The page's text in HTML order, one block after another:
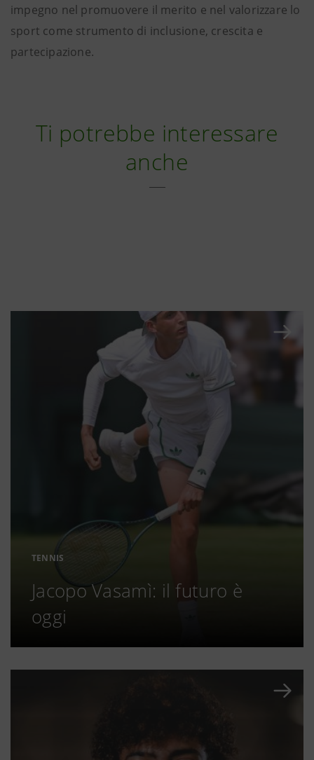
impegno nel promuovere il merito e nel valorizzare lo
sport come strumento di inclusione, crescita e
partecipazione.
Ti potrebbe interessare
anche
TENNIS
Jacopo Vasamì: il futuro è
oggi